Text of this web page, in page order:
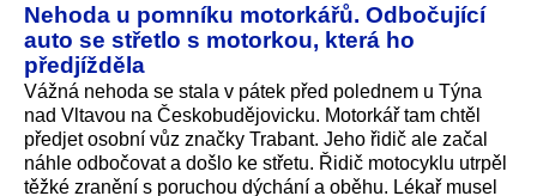
Nehoda u pomníku motorkářů. Odbočující
auto se střetlo s motorkou, která ho
předjížděla
Vážná nehoda se stala v pátek před polednem u Týna
nad Vltavou na Českobudějovicku. Motorkář tam chtěl
předjet osobní vůz značky Trabant. Jeho řidič ale začal
náhle odbočovat a došlo ke střetu. Řidič motocyklu utrpěl
těžké zranění s poruchou dýchání a oběhu. Lékař musel